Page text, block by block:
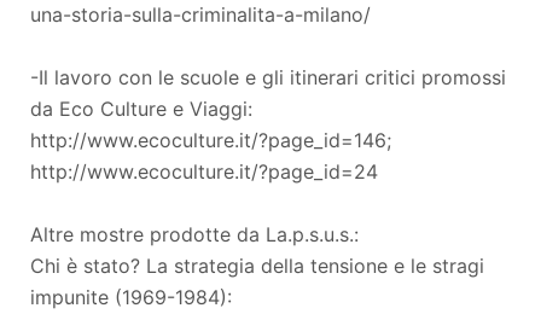
una-storia-sulla-criminalita-a-milano/
-Il lavoro con le scuole e gli itinerari critici promossi
da Eco Culture e Viaggi:
http://www.ecoculture.it/?page_id=146;
http://www.ecoculture.it/?page_id=24
Altre mostre prodotte da La.p.s.u.s.:
Chi è stato? La strategia della tensione e le stragi
impunite (1969-1984):